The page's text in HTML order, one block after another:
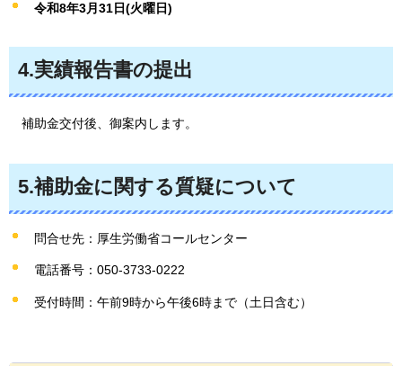
令和8年3月31日(火曜日)
4.実績報告書の提出
補助金交付後、御案内します。
5.補助金に関する質疑について
問合せ先：厚生労働省コールセンター
電話番号：050-3733-0222
受付時間：午前9時から午後6時まで（土日含む）